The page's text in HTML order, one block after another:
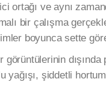
ortağı ve aynı
bir çalışma
boyunca sette
görüntülerinin
yağışı, şiddetli